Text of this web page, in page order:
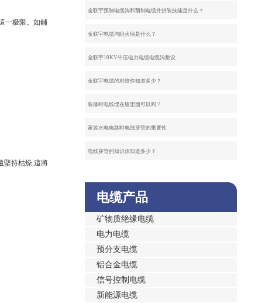
一极限。如鋪
堅持枯燥,這將
金联宇预制电缆沟和预制电缆井拼装技能是什么？
金联宇电缆沟阻火墙是什么？
金联宇10KV中压电力电缆电缆沟敷设
金联宇电缆的对绞你知道多少？
装修时电线埋在墙里面可以吗？
家装水电电路时电线穿管的重要性
电线穿管的知识你知道多少？
电缆产品
矿物质绝缘电缆
电力电缆
预分支电缆
铝合金电缆
信号控制电缆
新能源电缆